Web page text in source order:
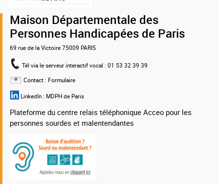
Maison Départementale des
Personnes Handicapées de Paris
69 rue de la Victoire 75009 PARIS
Tél via le serveur interactif vocal : 01 53 32 39 39
Contact : Formulaire
LinkedIn : MDPH de Paris
Plateforme du centre relais téléphonique Acceo pour les
personnes sourdes et malentendantes